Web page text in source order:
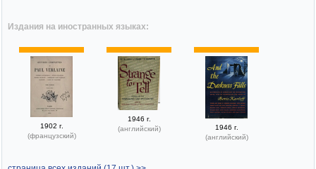
Издания на иностранных языках:
1902 г.
(французский)
1946 г.
(английский)
1946 г.
(английский)